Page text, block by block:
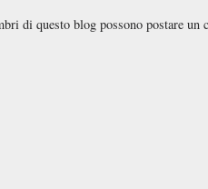
di questo blog possono postare un